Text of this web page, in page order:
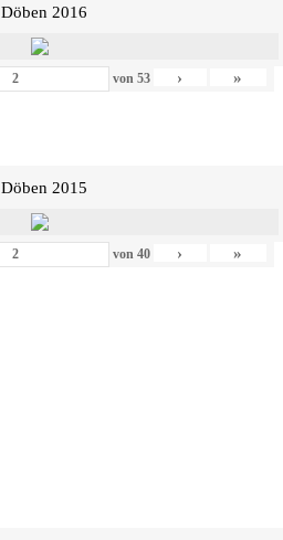
Döben 2016
von 53 › »
Döben 2015
von 40 › »